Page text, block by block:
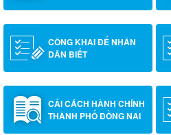
CÔNG KHAI ĐỂ NHÂN
DÂN BIẾT
CẢI CÁCH HÀNH CHÍNH
THÀNH PHỐ ĐỒNG NAI